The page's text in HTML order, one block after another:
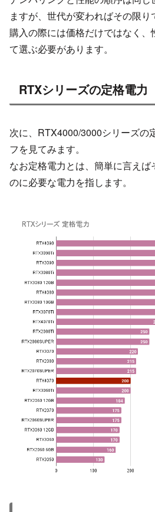
ますが、世代が変わればその限り
購入の際には価格だけではなく、
て選ぶ必要があります。
RTXシリーズの定格電力
次に、RTX4000/3000シリーズの
フを見てみます。
なお定格電力とは、簡単に言え
のに必要な電力を指します。